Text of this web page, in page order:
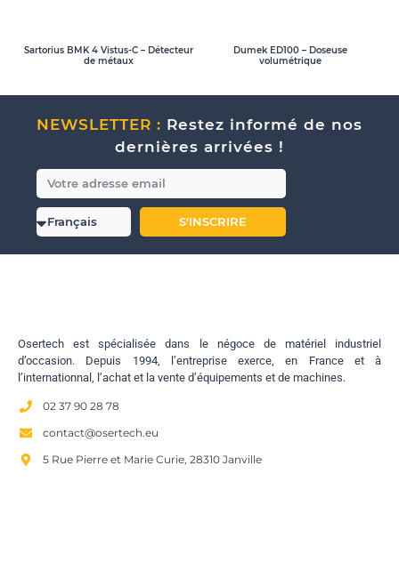
Sartorius BMK 4 Vistus-C – Détecteur
de métaux
Dumek ED100 – Doseuse
volumétrique
NEWSLETTER : Restez informé de nos
dernières arrivées !
S'INSCRIRE
Osertech est spécialisée dans le négoce de matériel industriel
d’occasion. Depuis 1994, l’entreprise exerce, en France et à
l’internationnal, l’achat et la vente d’équipements et de machines.
02 37 90 28 78
contact@osertech.eu
5 Rue Pierre et Marie Curie, 28310 Janville